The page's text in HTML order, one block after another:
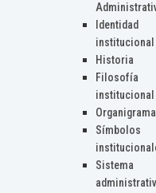
Identidad
institucional
Historia
Filosofía
institucional
Organigrama
Símbolos
Sistema